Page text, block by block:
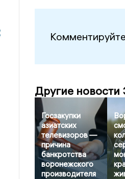
Другие
Госзакупки
азиатских
телевизоров —
причина
банкротства
воронежского
производителя